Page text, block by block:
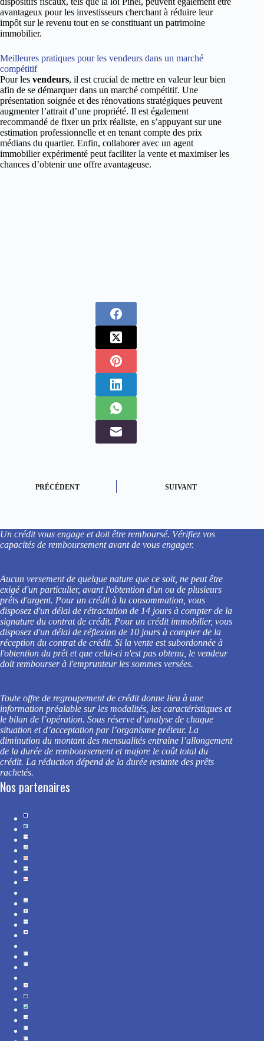
avantageux pour les investisseurs cherchant à réduire leur
impôt sur le revenu tout en se constituant un patrimoine
immobilier.
Meilleures pratiques pour les vendeurs dans un marché
compétitif
Pour les vendeurs, il est crucial de mettre en valeur leur bien
afin de se démarquer dans un marché compétitif. Une
présentation soignée et des rénovations stratégiques peuvent
augmenter l’attrait d’une propriété. Il est également
recommandé de fixer un prix réaliste, en s’appuyant sur une
estimation professionnelle et en tenant compte des prix
médians du quartier. Enfin, collaborer avec un agent
immobilier expérimenté peut faciliter la vente et maximiser les
chances d’obtenir une offre avantageuse.
PRÉCÉDENT SUIVANT
Un crédit vous engage et doit être remboursé. Vérifiez vos
capacités de remboursement avant de vous engager.
Aucun versement de quelque nature que ce soit, ne peut être
exigé d'un particulier, avant l'obtention d'un ou de plusieurs
prêts d'argent. Pour un crédit à la consommation, vous
disposez d'un délai de rétractation de 14 jours à compter de la
signature du contrat de crédit. Pour un crédit immobilier, vous
disposez d'un délai de réflexion de 10 jours à compter de la
réception du contrat de crédit. Si la vente est subordonnée à
l'obtention du prêt et que celui-ci n'est pas obtenu, le vendeur
doit rembourser à l'emprunteur les sommes versées.
Toute offre de regroupement de crédit donne lieu à une
information préalable sur les modalités, les caractéristiques et
le bilan de l’opération. Sous réserve d’analyse de chaque
situation et d’acceptation par l’organisme préteur. La
diminution du montant des mensualités entraine l’allongement
de la durée de remboursement et majore le coût total du
crédit. La réduction dépend de la durée restante des prêts
rachetés.
Nos partenaires